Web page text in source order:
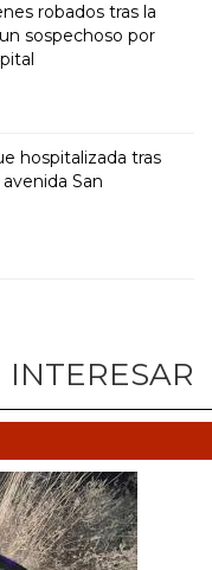
robados tras la
sospechoso por
hospitalizada tras
San